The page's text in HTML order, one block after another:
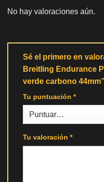
No hay valoraciones aún.
Sé el primero en
Breitling Endurance
verde carbono 44mm”
Tu puntuación *
Tu valoración *